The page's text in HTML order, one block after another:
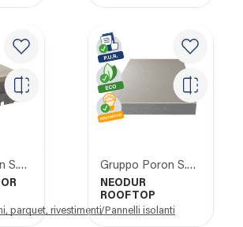
Gruppo Poron S.R.L.
parquet, rivestimenti
Gruppo Poron S.R.L.
NEODUR
ROOFTOP
/Pannelli isolanti